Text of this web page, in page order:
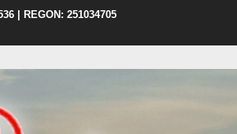
| REGON: 251034705